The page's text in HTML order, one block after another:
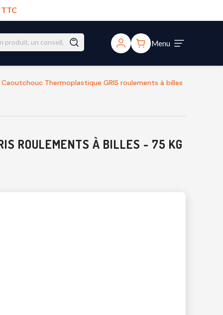
Menu
Thermoplastique GRIS roulements à billes
ROULEMENTS À BILLES - 75 KG